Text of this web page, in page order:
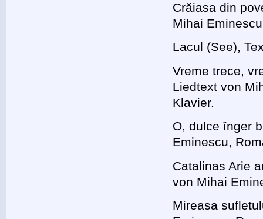
Crăiasa din
Mihai
Lacul (See),
Vreme trece,
Liedtext von
Klavier.
O, dulce înger
Eminescu,
Catalinas Arie
von Mihai
Mireasa